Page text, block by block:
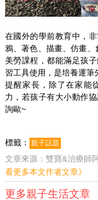
在國外的學前教育中，
鴉、著色、描畫、仿畫
美勞課程 ，都能滿足孩
習工具使用，是培養運筆
提醒家長，除了在家能
力，若孩子有大小動作
詢歐~
標籤： 親子話題
文章來源： 雙寶&治療師
看更多本文作者文章》
更多親子生活文章